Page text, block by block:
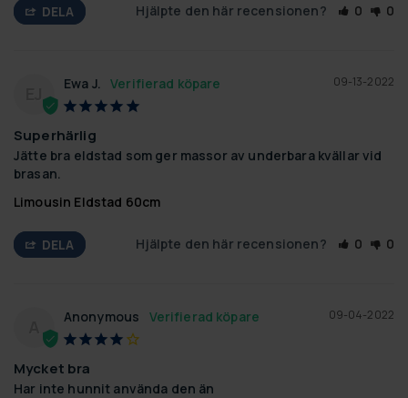
DELA Hjälpte den här recensionen? 0 0
09-13-2022
Ewa J.
Superhärlig
Jätte bra eldstad som ger massor av underbara kvällar vid
brasan.
Limousin Eldstad 60cm
DELA Hjälpte den här recensionen? 0 0
09-04-2022
Anonymous
Mycket bra
Har inte hunnit använda den än